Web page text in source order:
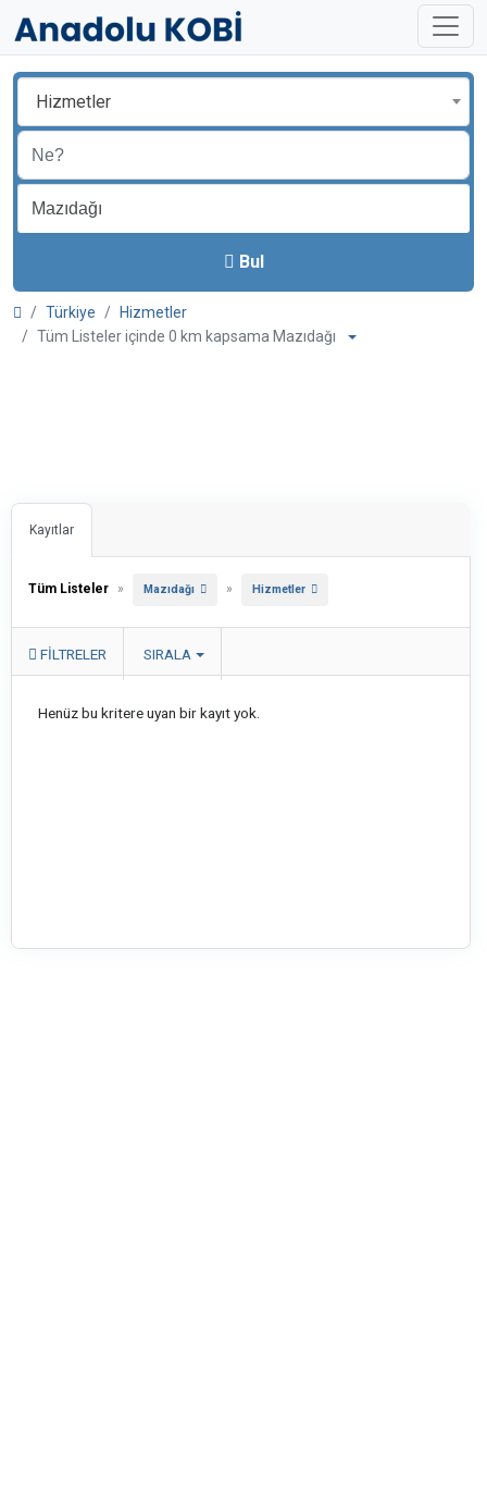
Hizmetler
Bul
Türkiye
Hizmetler
Tüm Listeler içinde 0 km kapsama Mazıdağı
Kayıtlar
Tüm Listeler » Mazıdağı » Hizmetler
FILTRELER SIRALA
Henüz bu kritere uyan bir kayıt yok.